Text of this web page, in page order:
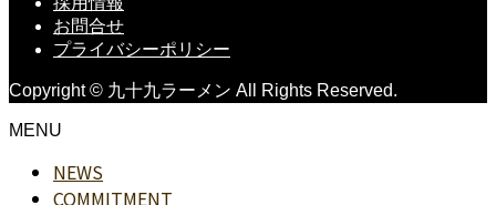
お問合せ
プライバシーポリシー
Copyright © 九十九ラーメン All Rights Reserved.
MENU
NEWS
COMMITMENT